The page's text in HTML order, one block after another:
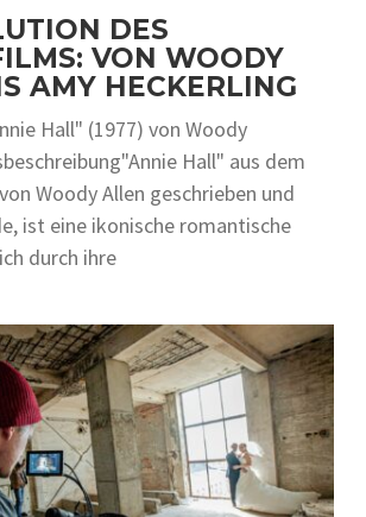
DES
VON WOODY
AMY HECKERLING
Hall" (1977) von Woody
Hall" aus dem
Woody Allen geschrieben und
ist eine ikonische romantische
durch ihre